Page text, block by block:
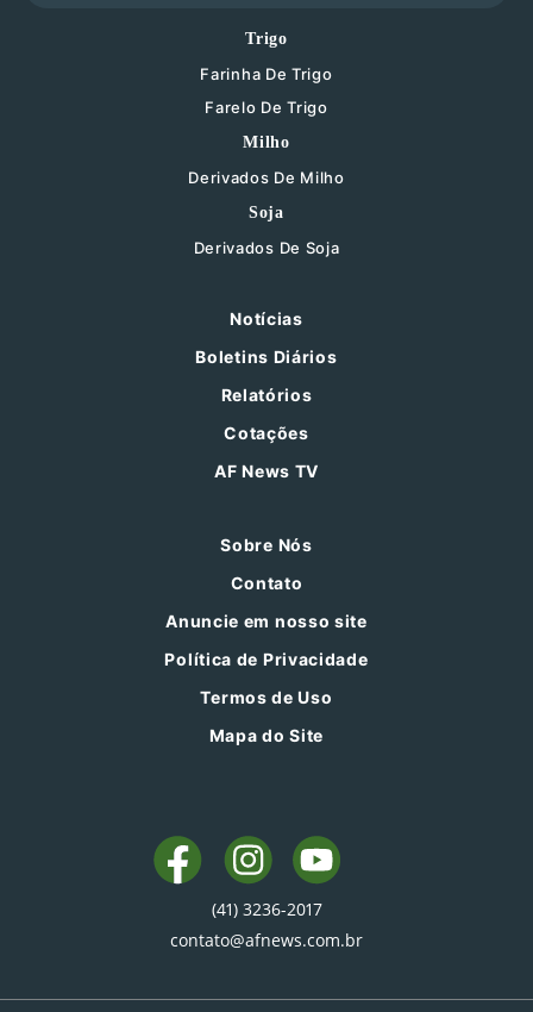
Trigo
Farinha De Trigo
Farelo De Trigo
Milho
Derivados De Milho
Soja
Derivados De Soja
Notícias
Boletins Diários
Relatórios
Cotações
AF News TV
Sobre Nós
Contato
Anuncie em nosso site
Política de Privacidade
Termos de Uso
Mapa do Site
(41) 3236-2017
contato@afnews.com.br